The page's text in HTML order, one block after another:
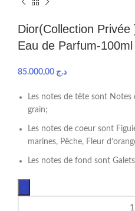
Dior(Collection
Eau de Parfum-100ml
د.ج
Les notes de tête sont Notes
grain;
Les notes de coeur sont
marines, Pêche, Fleur
Les notes de fond sont